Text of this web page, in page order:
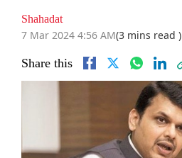
Shahadat
7 Mar 2024 4:56 AM(3 mins read )
Share this